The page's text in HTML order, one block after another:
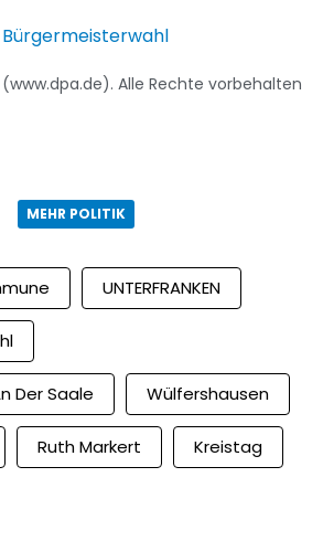
Alle Rechte vorbehalten
MEHR POLITIK
UNTERFRANKEN
Der Saale Wülfershausen
Ruth Markert Kreistag